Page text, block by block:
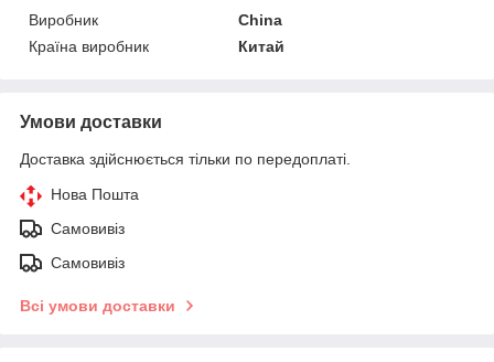
Виробник
China
Країна виробник
Китай
Умови доставки
Доставка здійснюється тільки по передоплаті.
Нова Пошта
Самовивіз
Самовивіз
Всі умови доставки